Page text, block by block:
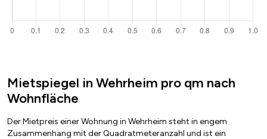
Mietspiegel in Wehrheim pro qm nach
Wohnfläche
Der Mietpreis einer Wohnung in Wehrheim steht in engem
Zusammenhang mit der Quadratmeteranzahl und ist ein